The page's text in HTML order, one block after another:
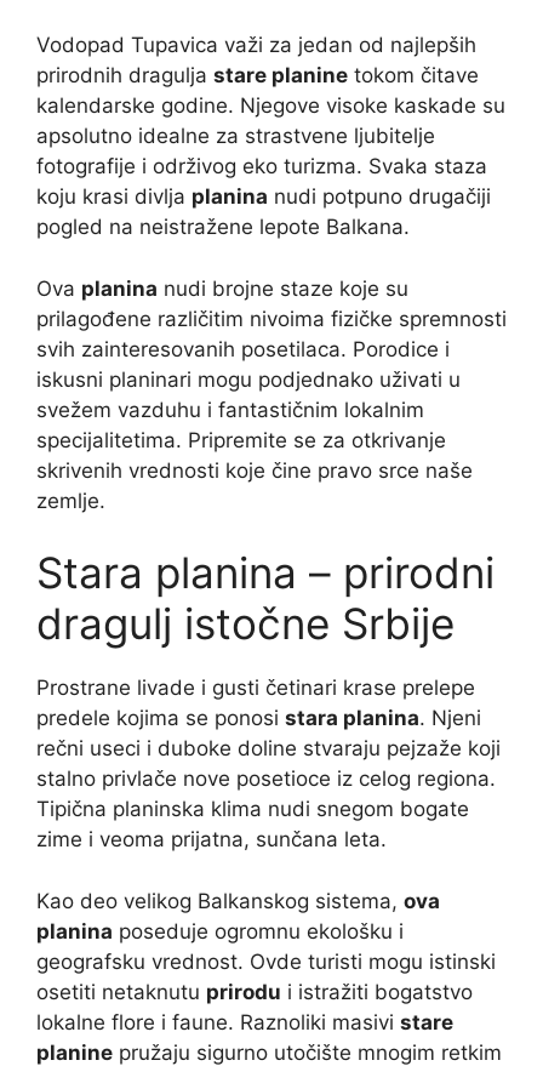
Vodopad Tupavica važi za jedan od najlepših
prirodnih dragulja stare planine tokom čitave
kalendarske godine. Njegove visoke kaskade su
apsolutno idealne za strastvene ljubitelje
fotografije i održivog eko turizma. Svaka staza
koju krasi divlja planina nudi potpuno drugačiji
pogled na neistražene lepote Balkana.
Ova planina nudi brojne staze koje su
prilagođene različitim nivoima fizičke spremnosti
svih zainteresovanih posetilaca. Porodice i
iskusni planinari mogu podjednako uživati u
svežem vazduhu i fantastičnim lokalnim
specijalitetima. Pripremite se za otkrivanje
skrivenih vrednosti koje čine pravo srce naše
zemlje.
Stara planina – prirodni
dragulj istočne Srbije
Prostrane livade i gusti četinari krase prelepe
predele kojima se ponosi stara planina. Njeni
rečni useci i duboke doline stvaraju pejzaže koji
stalno privlače nove posetioce iz celog regiona.
Tipična planinska klima nudi snegom bogate
zime i veoma prijatna, sunčana leta.
Kao deo velikog Balkanskog sistema, ova
planina poseduje ogromnu ekološku i
geografsku vrednost. Ovde turisti mogu istinski
osetiti netaknutu prirodu i istražiti bogatstvo
lokalne flore i faune. Raznoliki masivi stare
planine pružaju sigurno utočište mnogim retkim